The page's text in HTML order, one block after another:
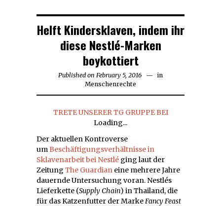
Helft Kindersklaven, indem ihr
diese Nestlé-Marken
boykottiert
Published on February 5, 2016 February
in
Menschenrechte
TRETE UNSERER TG GRUPPE BEI
Loading...
Der aktuellen Kontroverse
umBeschäftigungsverhältnisse in
Sklavenarbeit bei Nestlé ging laut der
Zeitung The Guardian eine mehrere Jahre
dauernde Untersuchung voran. Nestlés
Lieferkette (Supply Chain) in Thailand, die
für das Katzenfutter der MarkeFancy Feast